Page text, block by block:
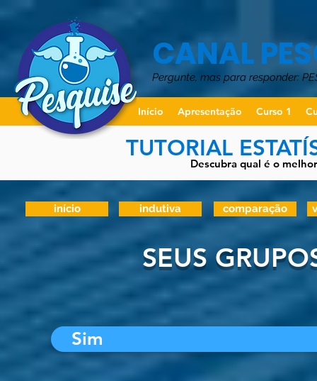
CANAL
Pergunte, mas para responder:
Início Apresentação Curso 1
TUTORIAL
Descubra qual é o
início indutiva comparação
SEUS
Sim